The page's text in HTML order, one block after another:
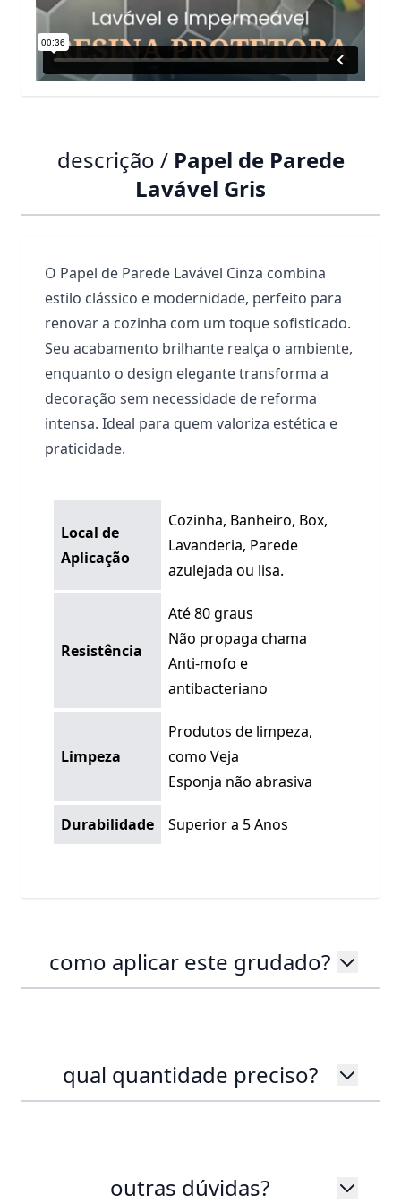
descrição / Papel de Parede
Lavável Gris
O Papel de Parede Lavável Cinza combina
estilo clássico e modernidade, perfeito para
renovar a cozinha com um toque sofisticado.
Seu acabamento brilhante realça o ambiente,
enquanto o design elegante transforma a
decoração sem necessidade de reforma
intensa. Ideal para quem valoriza estética e
praticidade.
Local de
Aplicação
Cozinha, Banheiro, Box,
Lavanderia, Parede
azulejada ou lisa.
Resistência
Até 80 graus
Não propaga chama
Anti-mofo e
antibacteriano
Limpeza
Produtos de limpeza,
como Veja
Esponja não abrasiva
Durabilidade Superior a 5 Anos
como aplicar este grudado?
qual quantidade preciso?
outras dúvidas?